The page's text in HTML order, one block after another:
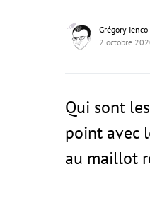
Grégory Ienco
2 octobre
Qui sont
point avec
au maillot